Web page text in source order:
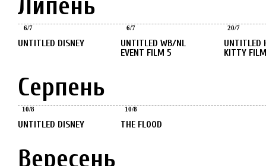
Липень
6/7
UNTITLED DISNEY
6/7
UNTITLED WB/NL
EVENT FILM 5
20/7
UNTITLED HELLO
KITTY FILM
Серпень
10/8
UNTITLED DISNEY
10/8
THE FLOOD
Вересень